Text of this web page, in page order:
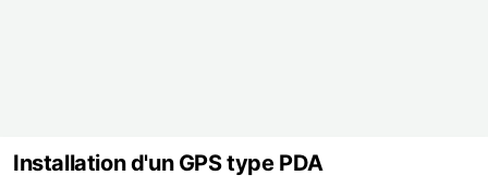
Installation d'un GPS type PDA